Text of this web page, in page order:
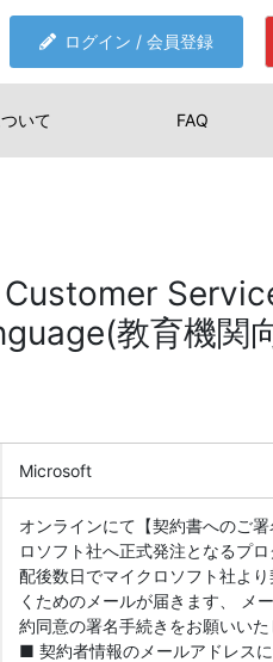
ログイン / 会員登録
ついて FAQ
教育機関
Microsoft
オンラインにて【契約書へのご
ロソフト社へ正式発注となるプ
配後数日でマイクロソフト社よ
くためのメールが届きます、 メ
約同意の署名手続きをお願いいた
■ 契約者情報のメールアドレス